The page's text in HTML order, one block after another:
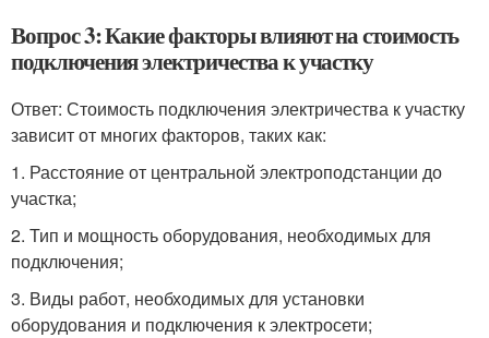
Вопрос 3: Какие факторы влияют на стоимость
подключения электричества к участку
Ответ: Стоимость подключения электричества к участку
зависит от многих факторов, таких как:
1. Расстояние от центральной электроподстанции до
участка;
2. Тип и мощность оборудования, необходимых для
подключения;
3. Виды работ, необходимых для установки
оборудования и подключения к электросети;